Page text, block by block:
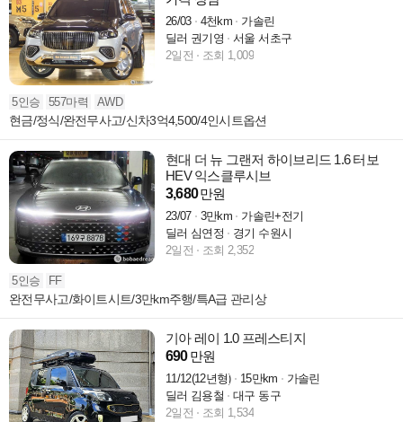
26/03 4천km
가솔린
딜러 권기영
서울 서초구
2일전
조회 1,009
5인승 557마력 AWD
현금/정식/완전무사고/신차3억4,500/4인시트옵션
현대 더 뉴 그랜저 하이브리드 1.6 터보
HEV 익스클루시브
3,680만원
23/07 3만km
가솔린+전기
딜러 심연정
경기 수원시
2일전
조회 2,352
5인승 FF
완전무사고/화이트시트/3만km주행/특A급 관리상
기아 레이 1.0 프레스티지
690만원
11/12(12년형) 15만km
가솔린
딜러 김용철
대구 동구
2일전
조회 1,534